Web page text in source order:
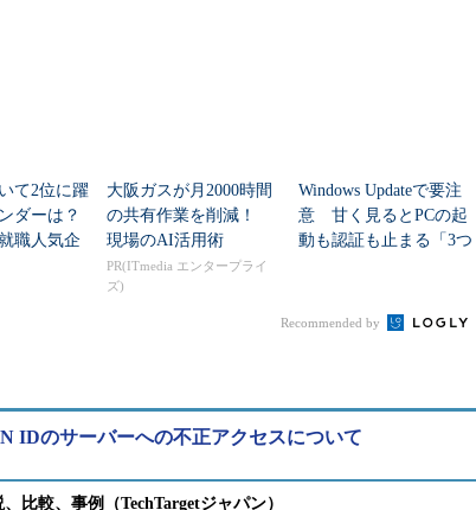
て2位に躍
ダーは？
職人気企
大阪ガスが月2000時間
の共有作業を削減！
現場のAI活用術
PR(ITmedia エンタープライ
ズ)
Windows Updateで要注
意 甘く見るとPCの起
動も認証も止まる「3つ
Recommended by
IDのサーバーへの不正アクセスについて